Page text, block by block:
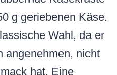
g geriebenen Käse.
Wahl, da er
angenehmen, nicht
hat. Eine